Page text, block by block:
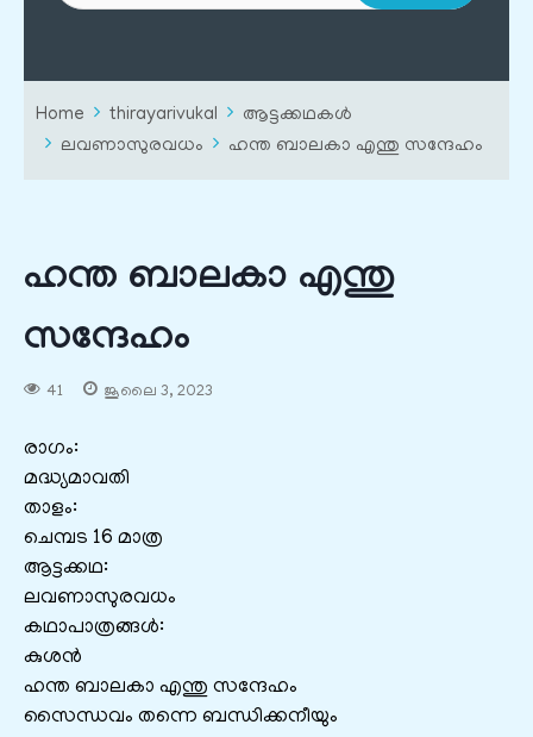
Home thirayarivukal
ആട്ടക്കഥകൾ
ലവണാസുരവധം
ഹന്ത ബാലകാ എന്തു സന്ദേഹം
ഹന്ത ബാലകാ എന്തു
സന്ദേഹം
41 ജൂലൈ 3, 2023
രാഗം:
മദ്ധ്യമാവതി
താളം:
ചെമ്പട 16 മാത്ര
ആട്ടക്കഥ:
ലവണാസുരവധം
കഥാപാത്രങ്ങൾ:
കുശൻ
ഹന്ത ബാലകാ എന്തു സന്ദേഹം
സൈന്ധവം തന്നെ ബന്ധിക്കനീയും